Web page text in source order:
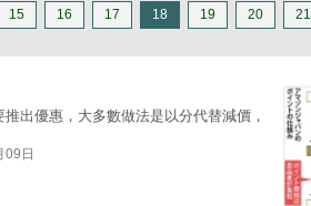
15 16 17 18 19 20 21
出優惠，大多數做法是以分代替減價，
09日